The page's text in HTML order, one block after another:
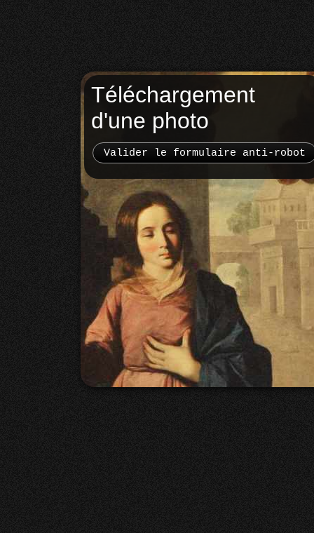
Téléchargement
d'une photo